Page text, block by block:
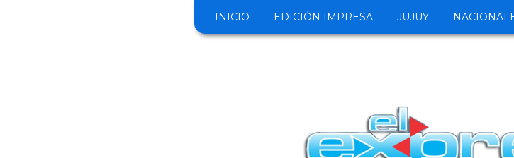
INICIO EDICIÓN IMPRESA JUJUY